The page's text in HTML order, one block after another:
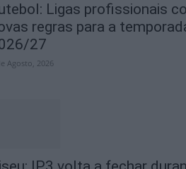
Ligas profissionais
regras para a
27
Agosto, 2026